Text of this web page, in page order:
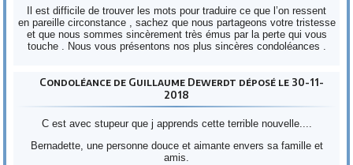
Il est difficile de trouver les mots pour traduire ce que l’on ressent
en pareille circonstance , sachez que nous partageons votre tristesse
et que nous sommes sincèrement très émus par la perte qui vous
touche . Nous vous présentons nos plus sincères condoléances .
Condoléance de Guillaume Dewerdt déposé le 30-11-
2018
C est avec stupeur que j apprends cette terrible nouvelle....
Bernadette, une personne douce et aimante envers sa famille et
amis.